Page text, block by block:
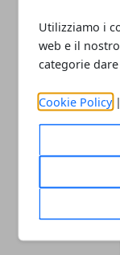
Utilizziamo i
web e il
categorie
Cookie Policy |
Racchette
sul gioco